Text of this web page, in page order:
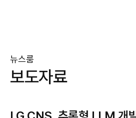
뉴스룸
보도자료